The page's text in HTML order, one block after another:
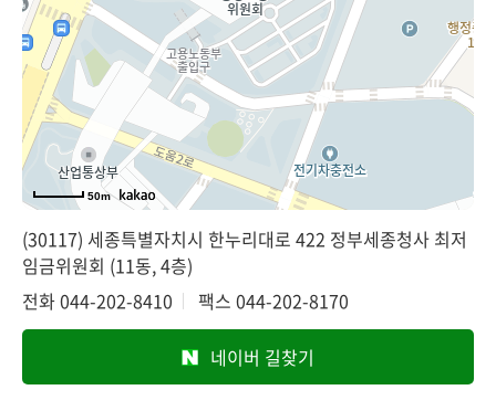
50m
(30117) 세종특별자치시 한누리대로 422 정부세종청사 최저
임금위원회 (11동, 4층)
전화044-202-8410 팩스 044-202-8170
네이버 길찾기